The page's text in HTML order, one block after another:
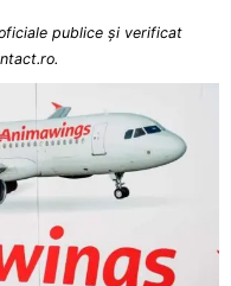
publice și verificat